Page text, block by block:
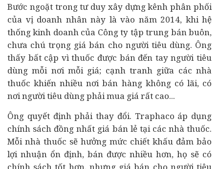
Bước ngoặt trong tư duy xây dựng kênh phân phối
của vị doanh nhân này là vào năm 2014, khi hệ
thống kinh doanh của Công ty tập trung bán buôn,
chưa chú trọng giá bán cho người tiêu dùng. Ông
thấy bất cập vì thuốc được bán đến tay người tiêu
dùng mỗi nơi mỗi giá; cạnh tranh giữa các nhà
thuốc khiến nhiều nơi bán hàng không có lãi, có
nơi người tiêu dùng phải mua giá rất cao...
Ông quyết định phải thay đổi. Traphaco áp dụng
chính sách đồng nhất giá bán lẻ tại các nhà thuốc.
Mỗi nhà thuốc sẽ hưởng mức chiết khấu đảm bảo
lợi nhuận ổn định, bán được nhiều hơn, họ sẽ có